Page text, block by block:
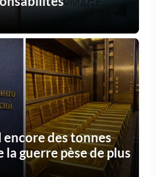
encore des tonnes
la guerre pèse de plus